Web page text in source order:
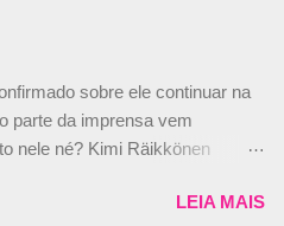
de uma vez por todas por
diretor da escuderia. O
de Bruno Senna em
nós recebemos uma oferta
Audetto. “Mas depois de ter
sobre ele continuar na
parte da imprensa vem
nele né? Kimi Räikkönen
in my contract so that’sLEIA MAIS